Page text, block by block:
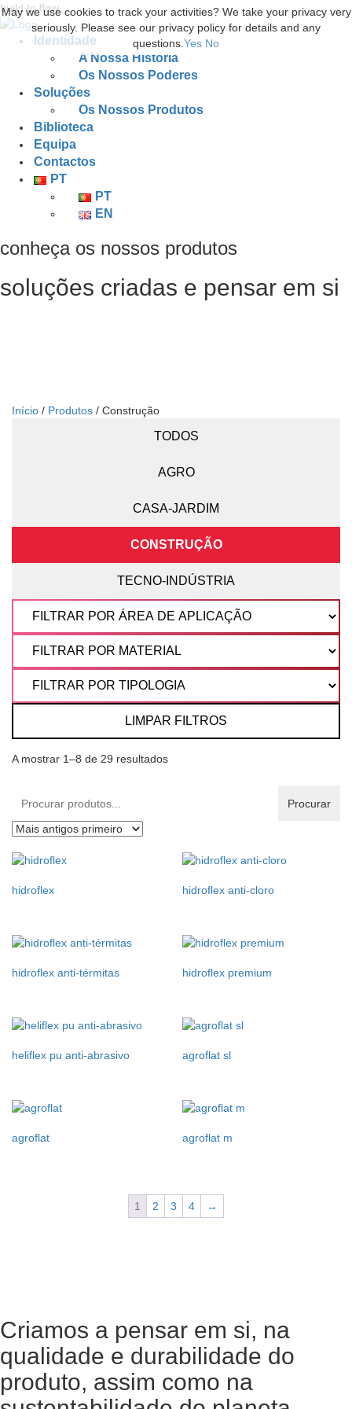
build to flow.
Identidade
A Nossa História
Os Nossos Poderes
Soluções
Os Nossos Produtos
Biblioteca
Equipa
Contactos
PT
PT
EN
conheça os nossos produtos
soluções criadas e pensar em si
Início / Produtos / Construção
TODOS
AGRO
CASA-JARDIM
CONSTRUÇÃO
TECNO-INDÚSTRIA
LIMPAR FILTROS
A mostrar 1–8 de 29 resultados
Procurar
produtos:
Procurar
hidroflex hidroflex anti-cloro
hidroflex anti-térmitas hidroflex premium
heliflex pu anti-abrasivo agroflat sl
agroflat agroflat m
1 2 3 4 →
Criamos a pensar em si, na
qualidade e durabilidade do
produto, assim como na
May we use cookies to track your activities? We take your privacy very
seriously. Please see our privacy policy for details and any
questions. Yes No